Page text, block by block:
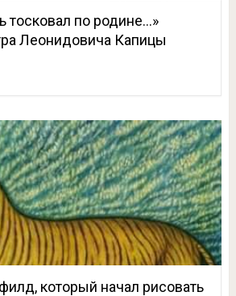
тосковал по родине…»
Леонидовича Капицы
который начал рисовать